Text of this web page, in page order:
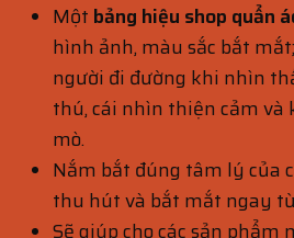
Một bảng hiệu shop quẩn
hình ảnh, màu sắc bắt
người đi đường khi nhìn
thú, cái nhìn thiện cảm và
mò.
Nắm bắt đúng tâm lý của
thu hút và bắt mắt ngay
Sẽ giúp cho các sản phẩm